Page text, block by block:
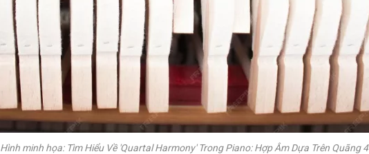
Hình minh họa: Tìm Hiểu Về 'Quartal Harmony' Trong Piano: Hợp Âm Dựa Trên Quãng 4